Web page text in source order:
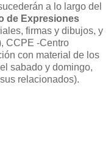
a lo largo del
de Expresiones
firmas y dibujos, y
CCPE -Centro
con material de los
sabado y domingo,
relacionados).